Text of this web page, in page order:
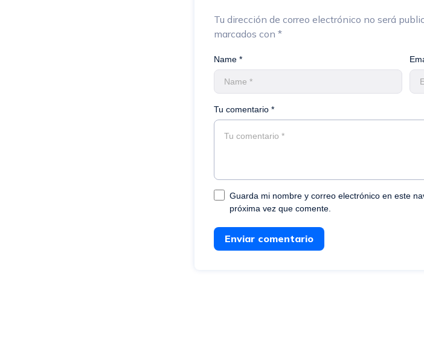
Tu dirección de correo electrónico no será
marcados con *
Tu comentario *
Name *
Guarda mi nombre y correo electrónico en este
próxima vez que comente.
Enviar comentario